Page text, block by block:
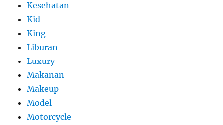
Kesehatan
Kid
King
Liburan
Luxury
Makanan
Makeup
Model
Motorcycle